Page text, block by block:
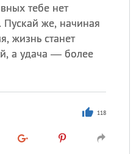
тебе нет
Пускай же, начиная
жизнь станет
а удача — более
118